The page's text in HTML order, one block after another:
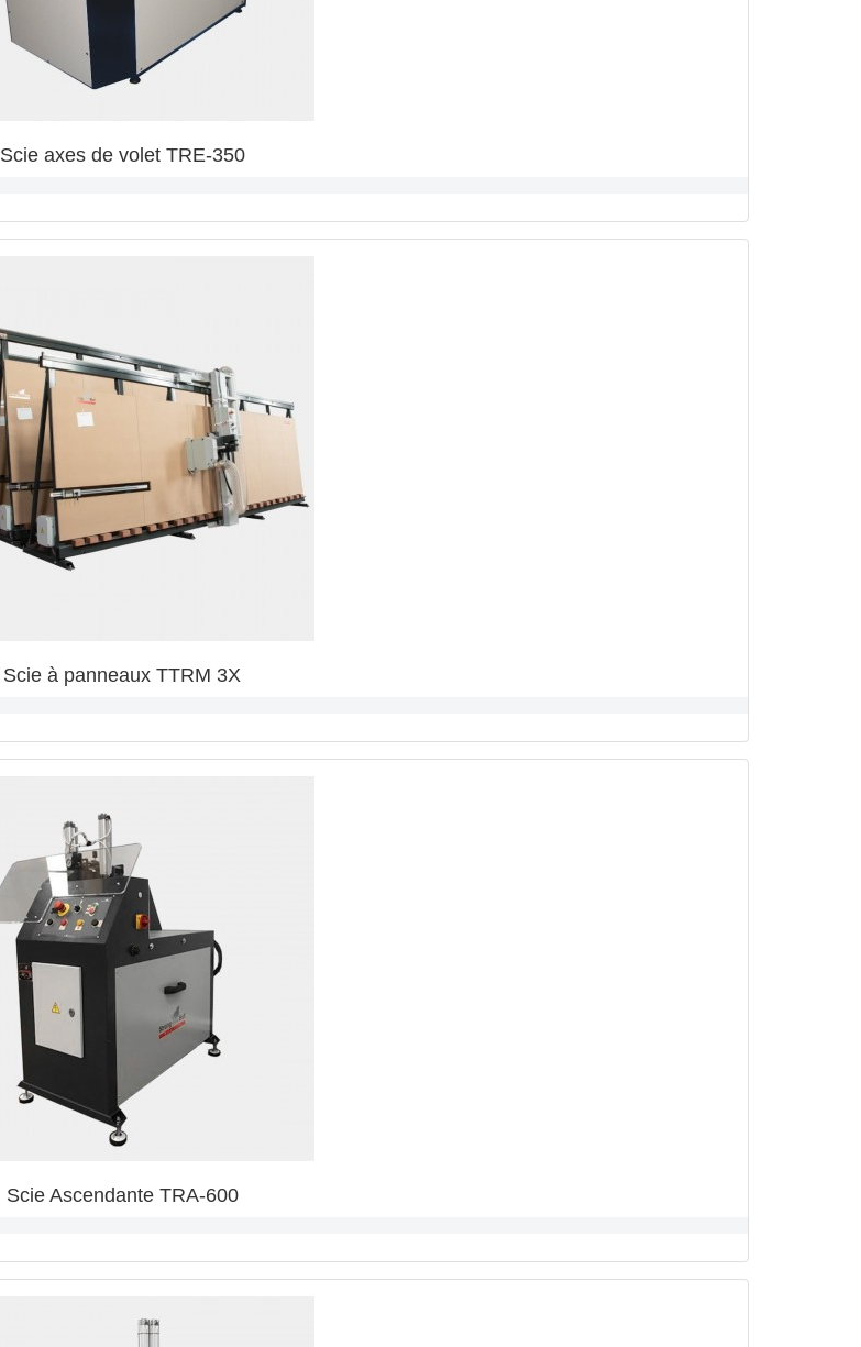
Scie axes de volet TRE-350
Scie à panneaux TTRM 3X
Scie Ascendante TRA-600